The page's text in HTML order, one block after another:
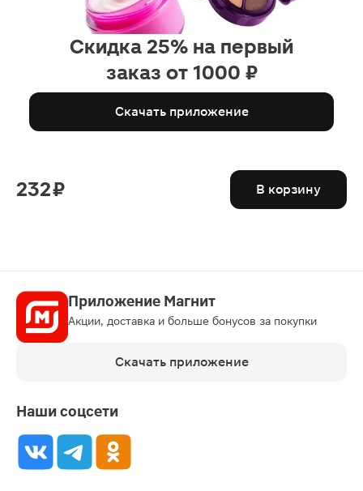
Скидка 25% на первый
заказ от 1000 ₽
Скачать приложение
232 ₽ В корзину
Приложение Магнит
Акции, доставка и больше бонусов за покупки
Скачать приложение
Наши соцсети